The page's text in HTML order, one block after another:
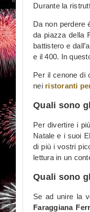
Durante la
Da non perdere
da piazza della
battistero e
e il 400. In
Per il cenone di
nei ristoranti
Quali sono
Per divertire i
Natale e i suoi
di più i vostri
lettura in un
Quali sono
Se ad unire la
Faraggiana